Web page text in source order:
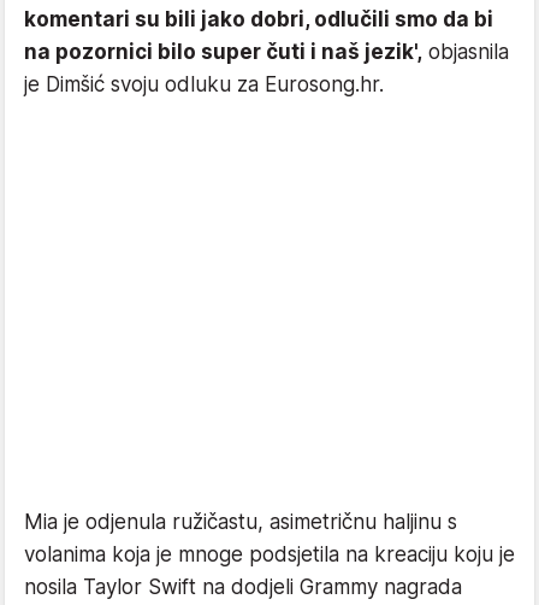
komentari su bili jako dobri, odlučili smo da bi
na pozornici bilo super čuti i naš jezik', objasnila
je Dimšić svoju odluku za Eurosong.hr.
Mia je odjenula ružičastu, asimetričnu haljinu s
volanima koja je mnoge podsjetila na kreaciju koju je
nosila Taylor Swift na dodjeli Grammy nagrada